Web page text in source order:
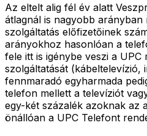
Az eltelt alig fél év alatt
átlagnál is nagyobb arányban
szolgáltatás előfizetőinek
arányokhoz hasonlóan a
fele itt is igénybe veszi a UPC
szolgáltatását (kábeltelevízió,
fennmaradó egyharmada
telefon mellett a televíziót
egy-két százalék azoknak az
önállóan a UPC Telefont